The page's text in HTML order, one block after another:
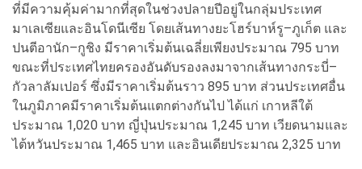
ที่มีความคุ้มค่ามากที่สุดในช่วงปลายปีอยู่ในกลุ่มประเทศ
มาเลเซียและอินโดนีเซีย โดยเส้นทางยะโฮร์บาห์รู–ภูเก็ต และ
ปนตีอานัก–กูชิง มีราคาเริ่มต้นเฉลี่ยเพียงประมาณ 795 บาท
ขณะที่ประเทศไทยครองอันดับรองลงมาจากเส้นทางกระบี่–
กัวลาลัมเปอร์ ซึ่งมีราคาเริ่มต้นราว 895 บาท ส่วนประเทศอื่น
ในภูมิภาคมีราคาเริ่มต้นแตกต่างกันไป ได้แก่ เกาหลีใต้
ประมาณ 1,020 บาท ญี่ปุ่นประมาณ 1,245 บาท เวียดนามและ
ไต้หวันประมาณ 1,465 บาท และอินเดียประมาณ 2,325 บาท